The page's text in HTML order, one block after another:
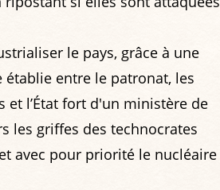
le pays, grâce à une
entre le patronat, les
et l’État fort d'un ministère de
les griffes des technocrates
avec pour priorité le nucléaire